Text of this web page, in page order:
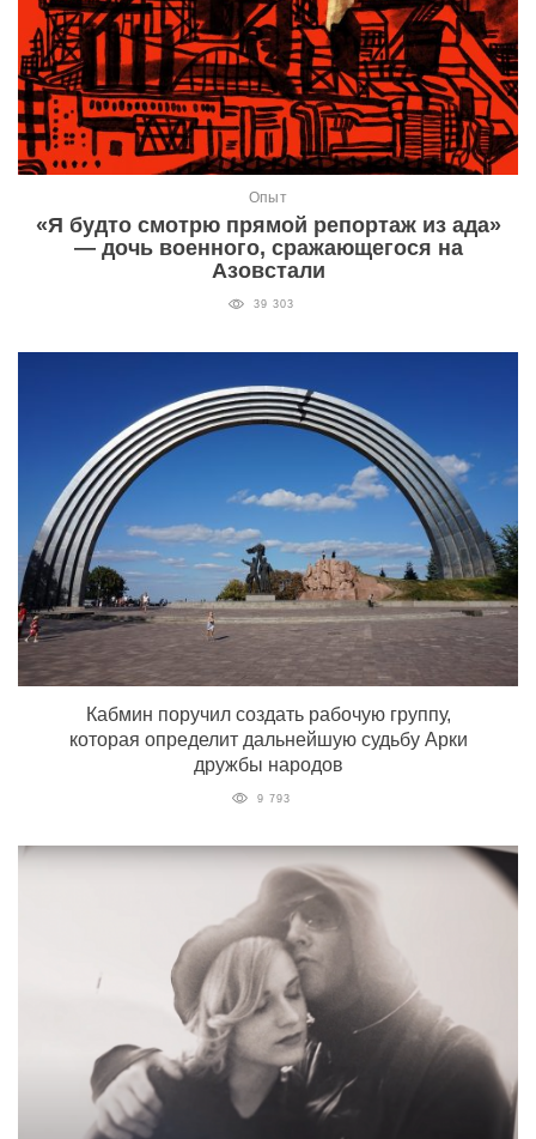
Опыт
«Я будто смотрю прямой репортаж из ада»
— дочь военного, сражающегося на
Азовстали
39 303
Кабмин поручил создать рабочую группу,
которая определит дальнейшую судьбу Арки
дружбы народов
9 793